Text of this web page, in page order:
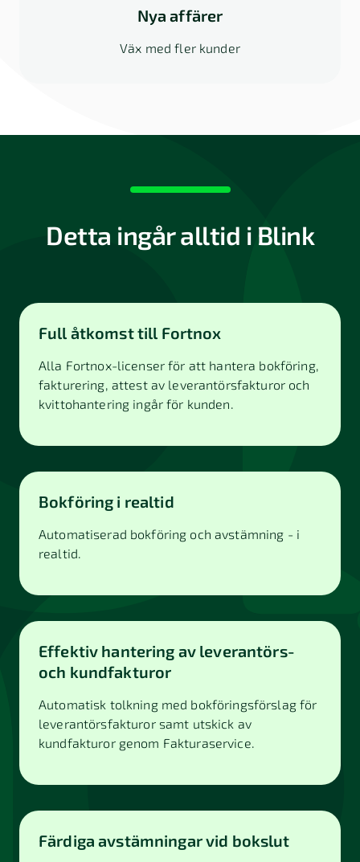
Nya affärer
Väx med fler kunder
Detta ingår alltid i Blink
Full åtkomst till Fortnox
Alla Fortnox-licenser för att hantera bokföring,
fakturering, attest av leverantörsfakturor och
kvittohantering ingår för kunden.
Bokföring i realtid
Automatiserad bokföring och avstämning - i
realtid.
Effektiv hantering av leverantörs-
och kundfakturor
Automatisk tolkning med bokföringsförslag för
leverantörsfakturor samt utskick av
kundfakturor genom Fakturaservice.
Färdiga avstämningar vid bokslut